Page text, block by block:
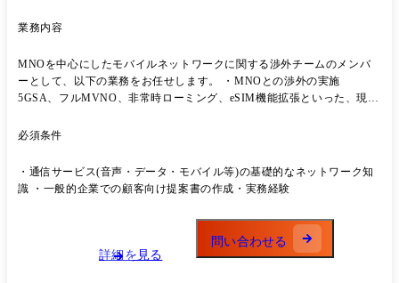
業務内容
MNOを中心にしたモバイルネットワークに関する渉外チームのメンバ
ーとして、以下の業務をお任せします。 ・MNOとの渉外の実施
5GSA、フルMVNO、非常時ローミング、eSIM機能拡張といった、現状
れ、契約など ・将来的に提供サービスとして見込まれる6G以降のネッ
はOJTを中心に先輩社員と一緒にMNOとの協議に参加していただきま
す。 ※将来的に配属部署を異動した場合、実施する業務全般を変更する
ネットワークの対応 ・MVNO業界では最速でeSIM提供を開始するなど
新しいネットワークサービス実現に向けた渉外
必須条件
・通信サービス(音声・データ・モバイル等)の基礎的なネットワーク知
識 ・一般的企業での顧客向け提案書の作成・実務経験
詳細を見る
問い合わせる